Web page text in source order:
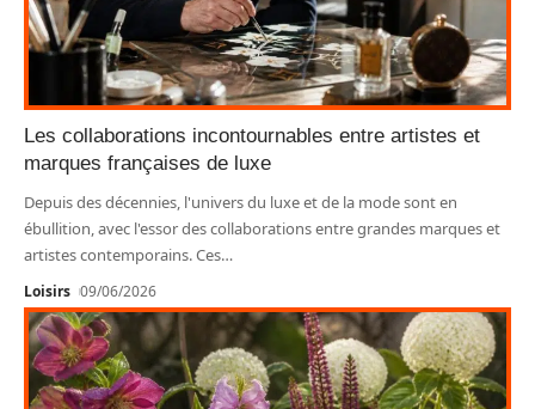
Les collaborations incontournables entre artistes et
marques françaises de luxe
Depuis des décennies, l'univers du luxe et de la mode sont en
ébullition, avec l'essor des collaborations entre grandes marques et
artistes contemporains. Ces…
Loisirs 09/06/2026